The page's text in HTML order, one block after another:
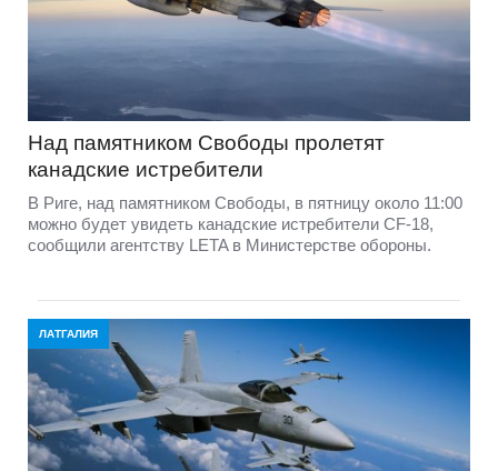
Над памятником Свободы пролетят
канадские истребители
В Риге, над памятником Свободы, в пятницу около 11:00
можно будет увидеть канадские истребители CF-18,
сообщили агентству LETA в Министерстве обороны.
ЛАТГАЛИЯ